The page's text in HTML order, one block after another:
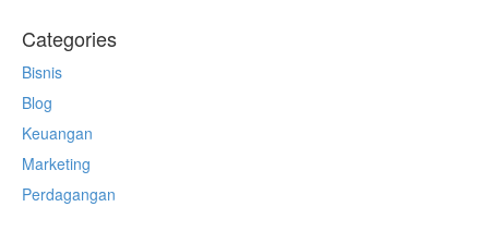
Categories
Bisnis
Blog
Keuangan
Marketing
Perdagangan